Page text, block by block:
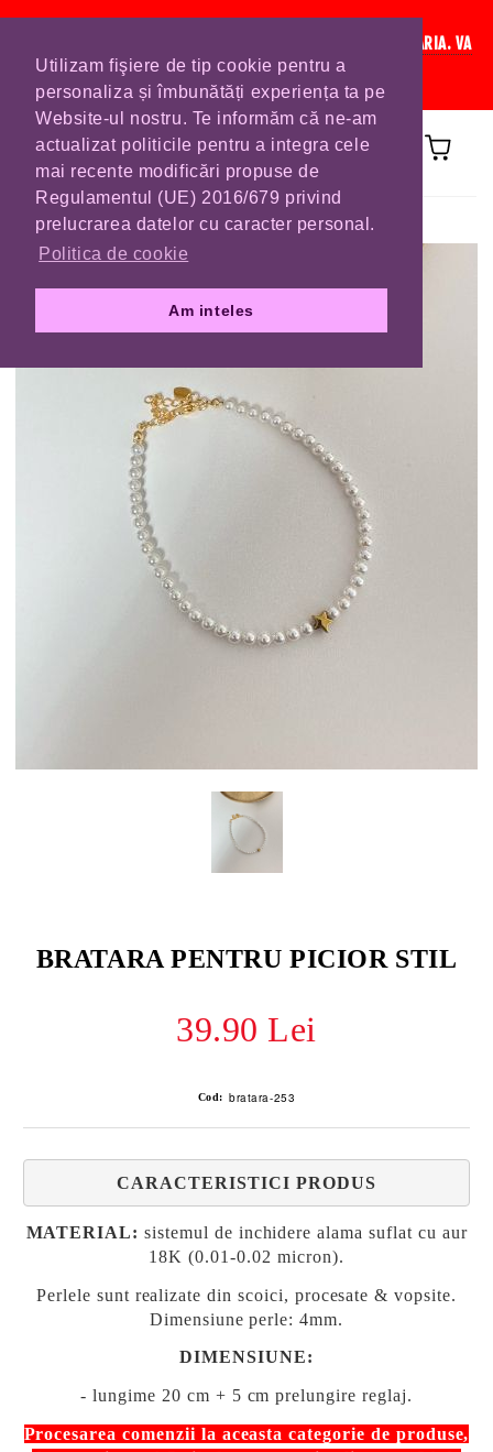
Utilizam fişiere de tip cookie pentru a
personaliza și îmbunătăți experiența ta pe
Website-ul nostru. Te informăm că ne-am
actualizat politicile pentru a integra cele
mai recente modificări propuse de
Regulamentul (UE) 2016/679 privind
prelucrarea datelor cu caracter personal.
Politica de cookie
Am inteles
IN CURAND INCHIDEM LISTA DE COMENZI PENTRU SFANTA MARIA. VA
RUGAM SA VA PLASATI COMENZILE DIN TIMP.
Prima pagină BRATARI
BRATARA PENTRU PICIOR STIL
39.90 Lei
Cod: bratara-253
CARACTERISTICI PRODUS
MATERIAL: sistemul de inchidere alama suflat cu aur
18K(0.01-0.02 micron).
Perlele sunt realizate din scoici, procesate & vopsite.
Dimensiune perle: 4mm.
DIMENSIUNE:
- lungime 20 cm + 5 cm prelungire reglaj.
Procesarea comenzii la aceasta categorie de produse,